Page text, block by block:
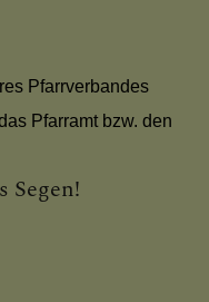
Pfarrverbandes
Pfarramt bzw. den
Segen!